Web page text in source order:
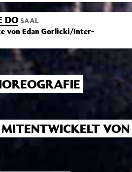
DO SAAL
von Edan Gorlicki/Inter-
VON